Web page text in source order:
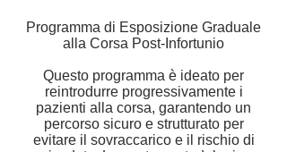
Programma di Esposizione Graduale
alla Corsa Post-Infortunio
Questo programma è ideato per
reintrodurre progressivamente i
pazienti alla corsa, garantendo un
percorso sicuro e strutturato per
evitare il sovraccarico e il rischio di